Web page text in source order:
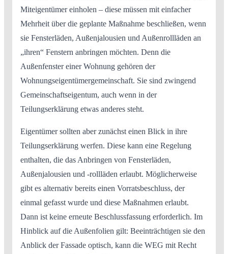
Miteigentümer einholen – diese müssen mit einfacher
Mehrheit über die geplante Maßnahme beschließen, wenn
sie Fensterläden, Außenjalousien und Außenrollläden an
„ihren“ Fenstern anbringen möchten. Denn die
Außenfenster einer Wohnung gehören der
Wohnungseigentümergemeinschaft. Sie sind zwingend
Gemeinschaftseigentum, auch wenn in der
Teilungserklärung etwas anderes steht.
Eigentümer sollten aber zunächst einen Blick in ihre
Teilungserklärung werfen. Diese kann eine Regelung
enthalten, die das Anbringen von Fensterläden,
Außenjalousien und -rollläden erlaubt. Möglicherweise
gibt es alternativ bereits einen Vorratsbeschluss, der
einmal gefasst wurde und diese Maßnahmen erlaubt.
Dann ist keine erneute Beschlussfassung erforderlich. Im
Hinblick auf die Außenfolien gilt: Beeinträchtigen sie den
Anblick der Fassade optisch, kann die WEG mit Recht